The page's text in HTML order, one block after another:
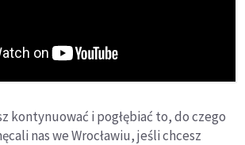
kontynuować i pogłębiać to, do czego
nas we Wrocławiu, jeśli chcesz